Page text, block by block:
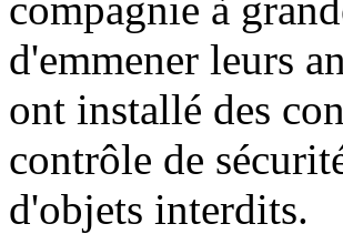
d'emmener leurs
ont installé des
contrôle de
d'objets interdits.